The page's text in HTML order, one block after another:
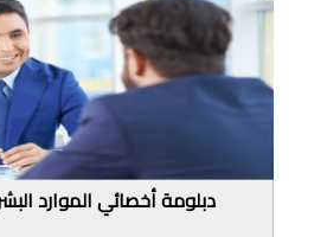
دبلومة أخصائي الموارد